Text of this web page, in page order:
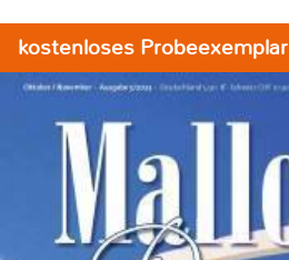
kostenloses Probeexemplar